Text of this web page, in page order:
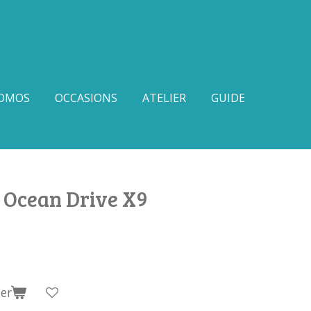
OCCASIONS ATELIER GUIDE
Drive X9